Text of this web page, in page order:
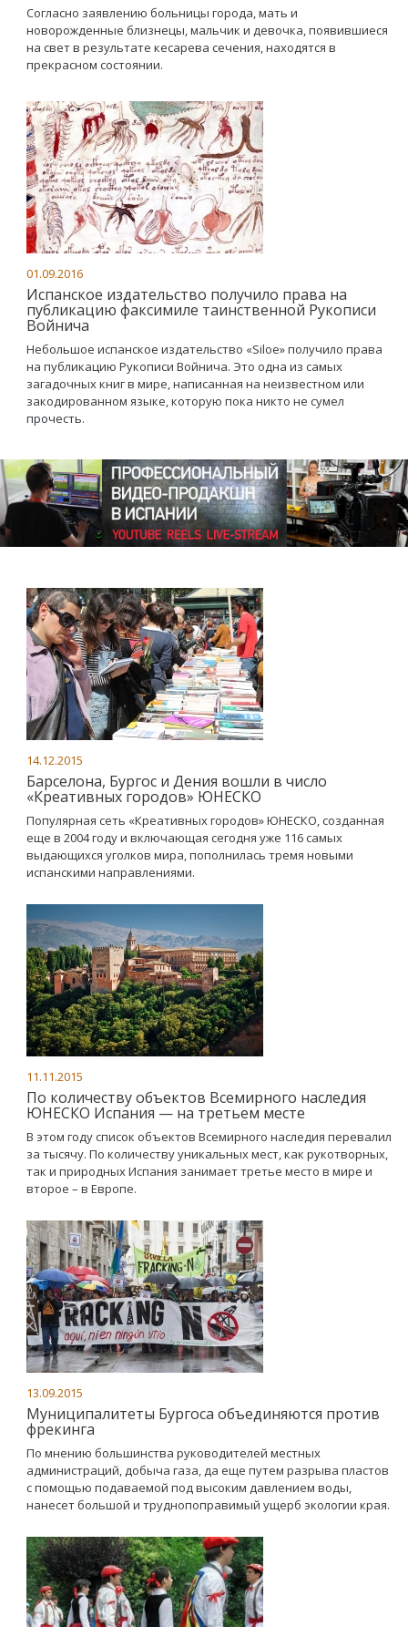
Согласно заявлению больницы города, мать и
новорожденные близнецы, мальчик и девочка, появившиеся
на свет в результате кесарева сечения, находятся в
прекрасном состоянии.
01.09.2016
Испанское издательство получило права на
публикацию факсимиле таинственной Рукописи
Войнича
Небольшое испанское издательство «Siloe» получило права
на публикацию Рукописи Войнича. Это одна из самых
загадочных книг в мире, написанная на неизвестном или
закодированном языке, которую пока никто не сумел
прочесть.
14.12.2015
Барселона, Бургос и Дения вошли в число
«Креативных городов» ЮНЕСКО
Популярная сеть «Креативных городов» ЮНЕСКО, созданная
еще в 2004 году и включающая сегодня уже 116 самых
выдающихся уголков мира, пополнилась тремя новыми
испанскими направлениями.
11.11.2015
По количеству объектов Всемирного наследия
ЮНЕСКО Испания — на третьем месте
В этом году список объектов Всемирного наследия перевалил
за тысячу. По количеству уникальных мест, как рукотворных,
так и природных Испания занимает третье место в мире и
второе – в Европе.
13.09.2015
Муниципалитеты Бургоса объединяются против
фрекинга
По мнению большинства руководителей местных
администраций, добыча газа, да еще путем разрыва пластов
с помощью подаваемой под высоким давлением воды,
нанесет большой и труднопоправимый ущерб экологии края.